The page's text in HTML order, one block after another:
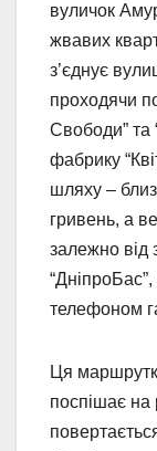
вуличок
жвавих
з’єднує
проходячи
Свободи” та
фабрику
шляху –
гривень, а
залежно від
телефоном
Ця
поспішає на